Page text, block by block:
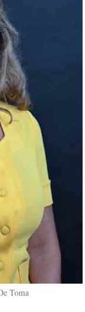
Toma